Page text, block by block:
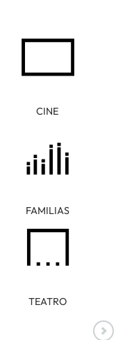
CINE
FAMILIAS
TEATRO